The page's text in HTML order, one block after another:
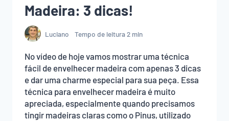
Madeira: 3 dicas!
Luciano Tempo de leitura2 min
No vídeo de hoje vamos mostrar uma técnica
fácil de envelhecer madeira com apenas 3 dicas
e dar uma charme especial para sua peça. Essa
técnica para envelhecer madeira é muito
apreciada, especialmente quando precisamos
tingir madeiras claras como o Pinus, utilizado